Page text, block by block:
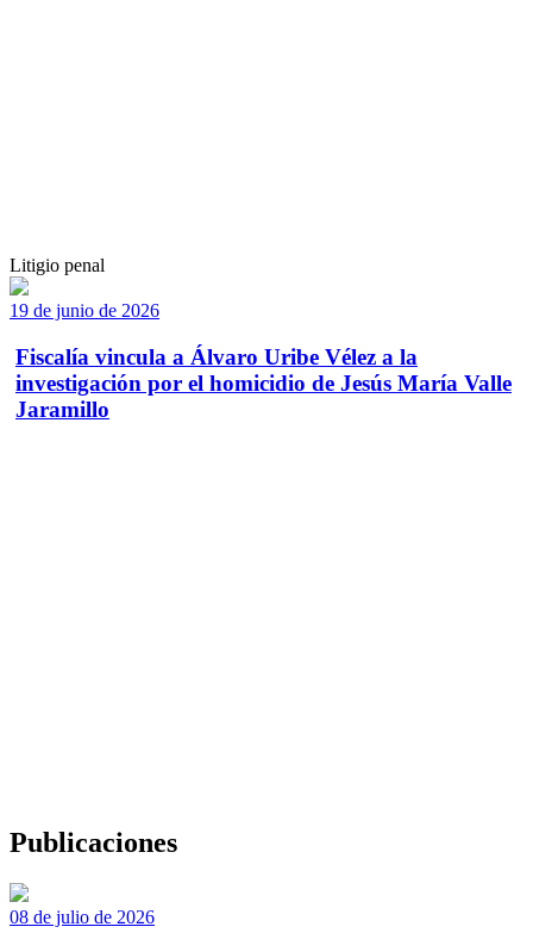
Litigio penal
19 de junio de 2026
Fiscalía vincula a Álvaro Uribe Vélez a la
investigación por el homicidio de Jesús María Valle
Jaramillo
Publicaciones
08 de julio de 2026